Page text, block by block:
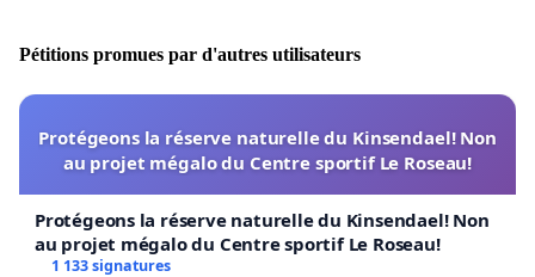
tous et aiderait à diminuer les risques liés à l'inconfort
En conclusion, nous vous invitons à signer cette
pétition afin d'abolir ce règlement qui va à l'encontre
des droits qu'ils ont obtenu. Le BSL est du racisme qui
n'a pas lieu d'être en 2016, en prenant en considération
le nouveau statut juridique de l'animal.
Pétitions promues par d'autres utilisateurs
Protégeons la réserve naturelle du Kinsendael! Non
au projet mégalo du Centre sportif Le Roseau!
Protégeons la réserve naturelle du Kinsendael! Non
au projet mégalo du Centre sportif Le Roseau!
1 133 signatures